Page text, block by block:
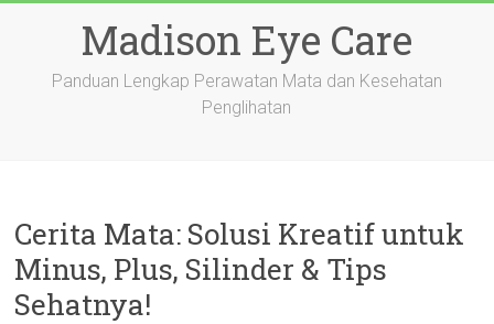
Madison Eye Care
Panduan Lengkap Perawatan Mata dan Kesehatan
Penglihatan
Cerita Mata: Solusi Kreatif untuk
Minus, Plus, Silinder & Tips
Sehatnya!